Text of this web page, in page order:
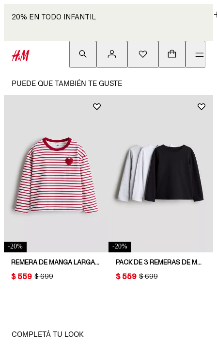
20% EN TODO INFANTIL
PUEDE QUE TAMBIÉN TE GUSTE
-20%
REMERA DE MANGA LARGA CON DISEÑO DECORATIVO
ORIGINAL PRICE:
$ 699
PRICE:
$ 559
-20%
PACK DE 3 REMERAS DE MANGA LARGA
ORIGINAL PRICE:
$ 699
PRICE:
$ 559
COMPLETÁ TU LOOK